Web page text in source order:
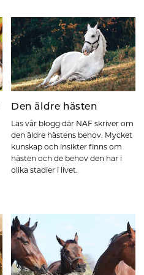
Den äldre hästen
Läs vår blogg där NAF skriver om
den äldre hästens behov. Mycket
kunskap och insikter finns om
hästen och de behov den har i
olika stadier i livet.